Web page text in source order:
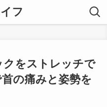
フ
クをストレッチで
の痛みと姿勢を